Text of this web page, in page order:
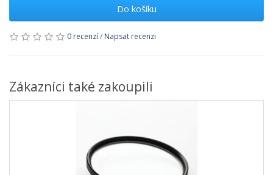
Do košíku
0 recenzí/ Napsat recenzi
Zákazníci také zakoupili